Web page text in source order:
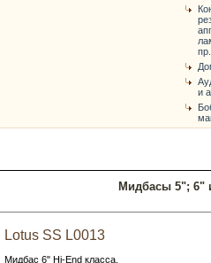
и
Мидбасы 5"; 6"
Lotus SS L0013
Мидбас 6" Hi-End класса.